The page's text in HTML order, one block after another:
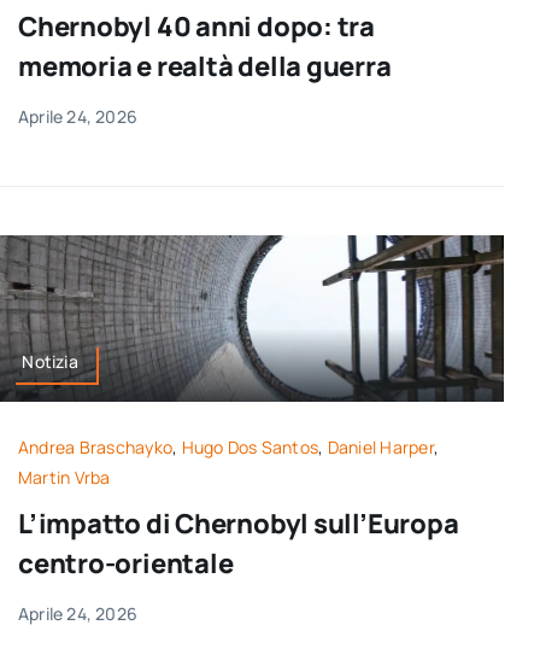
Chernobyl 40 anni dopo: tra
memoria e realtà della guerra
Aprile 24, 2026
Notizia
Andrea Braschayko, Hugo Dos Santos, Daniel Harper,
Martin Vrba
L’impatto di Chernobyl sull’Europa
centro-orientale
Aprile 24, 2026